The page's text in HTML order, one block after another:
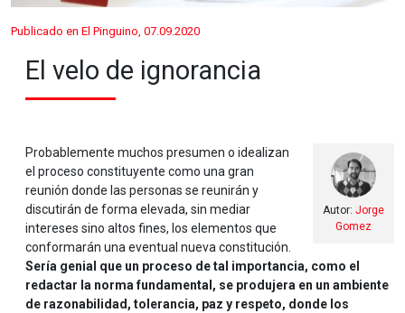
Publicado en El Pinguino, 07.09.2020
El velo de ignorancia
Autor: Jorge
Gomez
Probablemente muchos presumen o idealizan
el proceso constituyente como una gran
reunión donde las personas se reunirán y
discutirán de forma elevada, sin mediar
intereses sino altos fines, los elementos que
conformarán una eventual nueva constitución.
Sería genial que un proceso de tal importancia, como el
redactar la norma fundamental, se produjera en un ambiente
de razonabilidad, tolerancia, paz y respeto, donde los